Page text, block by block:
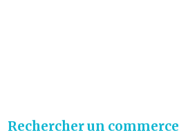
Rechercher un commerce